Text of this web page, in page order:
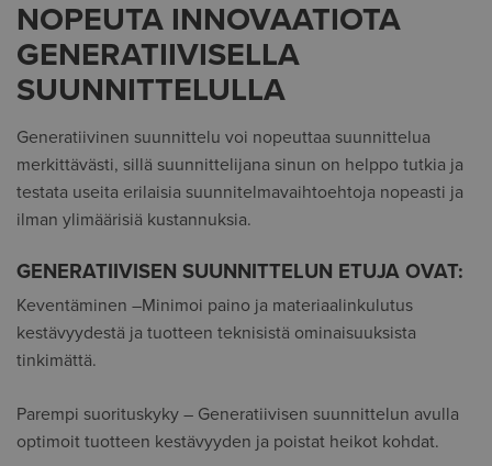
NOPEUTA INNOVAATIOTA
GENERATIIVISELLA
SUUNNITTELULLA
Generatiivinen suunnittelu voi nopeuttaa suunnittelua
merkittävästi, sillä suunnittelijana sinun on helppo tutkia ja
testata useita erilaisia suunnitelmavaihtoehtoja nopeasti ja
ilman ylimäärisiä kustannuksia.
GENERATIIVISEN SUUNNITTELUN ETUJA OVAT:
Keventäminen –Minimoi paino ja materiaalinkulutus
kestävyydestä ja tuotteen teknisistä ominaisuuksista
tinkimättä.
Parempi suorituskyky – Generatiivisen suunnittelun avulla
optimoit tuotteen kestävyyden ja poistat heikot kohdat.